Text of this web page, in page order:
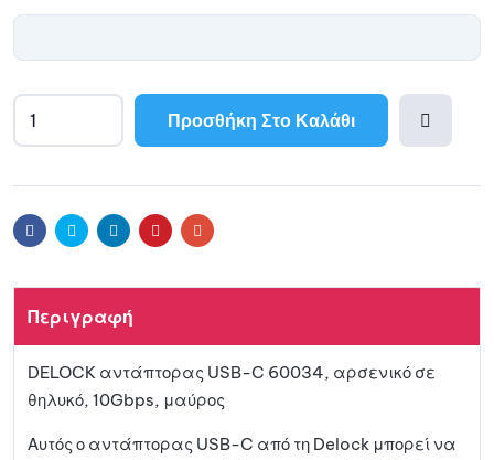
Προσθήκη Στο Καλάθι
αγαπη
μένων
l
r
FacebookTwitter LinkedinPinterestEmail
Περιγραφή
DELOCK αντάπτορας USB-C 60034, αρσενικό σε
θηλυκό, 10Gbps, μαύρος
Αυτός ο αντάπτορας USB-C από τη Delock μπορεί να